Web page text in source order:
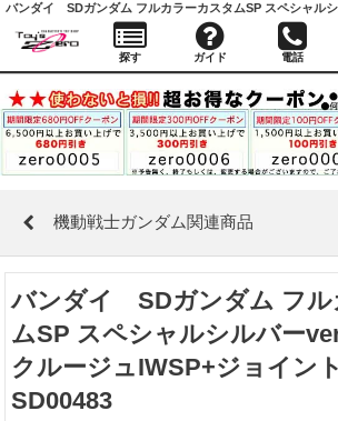
機動戦士ガンダム関連商品
バンダイ SDガンダム フル
ムSP スペシャルシルバー
クルージュIWSP+ジョイン
SD00483
探す ガイド 電話